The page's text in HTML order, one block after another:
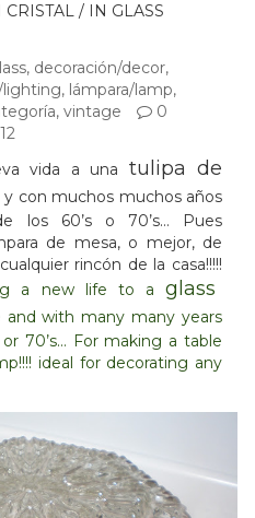
CRISTAL / IN GLASS
, decoración/decor,
lighting, lámpara/lamp,
, vintage
0
vida a una tulipa de
con muchos muchos años
los 60’s o 70’s… Pues
de mesa, o mejor, de
rincón de la casa!!!!!
a new life to a glass
and with many many years
70’s… For making a table
ideal for decorating any